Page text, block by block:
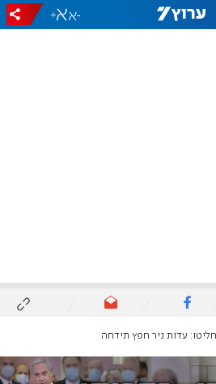
-
+
עדות ניר חפץ תידחה